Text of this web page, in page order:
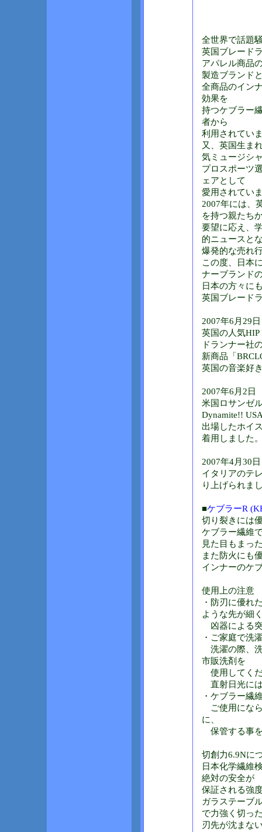
全世界で話題
英国ブレード
アパレル商品
製造ブランド
全商品のイン
効果を
持つケブラー
者から
利用されてい
又、英国生ま
気ミュージシ
プロスポーツ
ェアとして
愛用されてい
2007年には、
を持つ親たち
要望に応え、
的ニュースと
爆発的な売れ
この度、日本
ナーブランド
日本の方々に
英国ブレード
2007年6月29日
英国の人気HIP
ドランナー社
新商品「
英国の音楽好
2007年6月2日
米国ロサンゼ
Dynamite!!
出場したホイ
着用しました
2007年4月30日
イタリアのテ
り上げられま
■ケブラーR
切り裂きには
ケブラー繊維
見た目もまっ
また防火にも
インナーのケ
使用上の注意
・防刃に優れ
ような先が細
凶器による
・ご家庭で洗
洗濯の際、
市販洗剤を
使用してく
直射日光に
・ケブラー繊
ご使用にな
に、
保管する事
切創力6.9Nに
日本化学繊維
絶対の安全が
保証される強
ガラステーブ
で力強く切っ
刃先が沈まな